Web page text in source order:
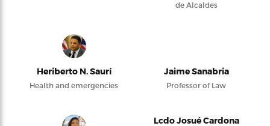
de Alcaldes
Heriberto N. Saurí
Health and emergencies
Jaime Sanabria
Professor of Law
Lcdo Josué Cardona